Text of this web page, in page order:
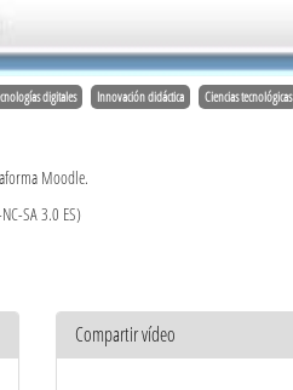
digitales Innovación didáctica Ciencias tecnológicas
Moodle.
SA 3.0 ES)
Compartir vídeo